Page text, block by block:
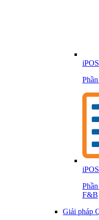
F&B
Giải pháp